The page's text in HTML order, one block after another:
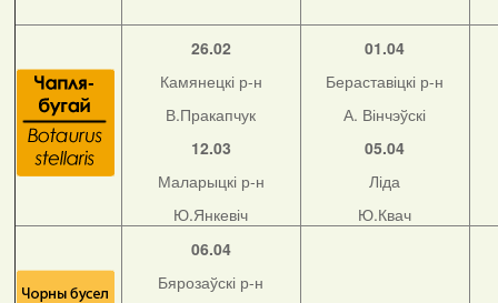
26.02
Камянецкі р-н
В.Пракапчук
12.03
Маларыцкі р-н
Ю.Янкевіч
01.04
Бераставіцкі р-н
А. Вінчэўскі
05.04
Ліда
Ю.Квач
06.04
Бярозаўскі р-н